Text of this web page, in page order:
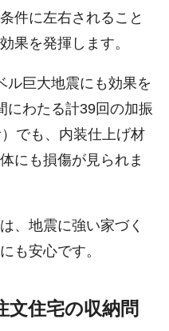
件に左右されること
果を発揮します。
ル巨大地震にも効果を
にわたる計39回の加振
でも、内装仕上げ材
にも損傷が見られま
、地震に強い家づく
も安心です。
文住宅の収納問